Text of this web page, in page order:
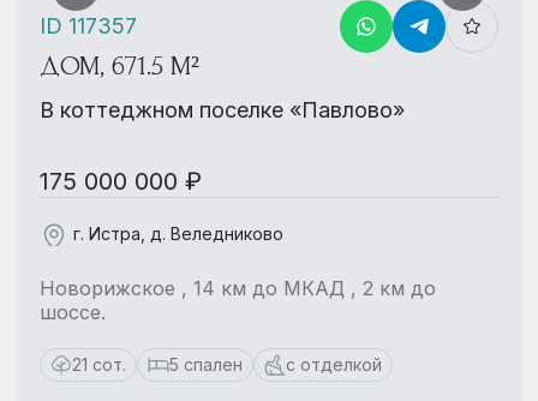
ДОМ, 671.5 М²
В коттеджном поселке «Павлово»
175 000 000 ₽
г. Истра, д. Веледниково
Новорижское , 14 км до МКАД , 2 км до
шоссе.
21 сот. 5 спален с отделкой
ID 117357